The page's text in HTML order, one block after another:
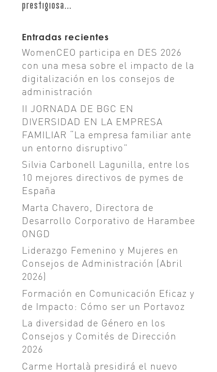
prestigiosa...
Entradas recientes
WomenCEO participa en DES 2026
con una mesa sobre el impacto de la
digitalización en los consejos de
administración
II JORNADA DE BGC EN
DIVERSIDAD EN LA EMPRESA
FAMILIAR “La empresa familiar ante
un entorno disruptivo”
Silvia Carbonell Lagunilla, entre los
10 mejores directivos de pymes de
España
Marta Chavero, Directora de
Desarrollo Corporativo de Harambee
ONGD
Liderazgo Femenino y Mujeres en
Consejos de Administración (Abril
2026)
Formación en Comunicación Eficaz y
de Impacto: Cómo ser un Portavoz
La diversidad de Género en los
Consejos y Comités de Dirección
2026
Carme Hortalà presidirá el nuevo